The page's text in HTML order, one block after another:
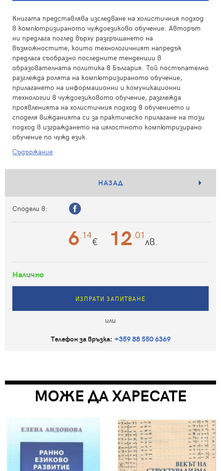
Книгата представлява изследване на холистичния подход
в компютризираното чуждоезиково обучение. Авторът
ни предлага поглед върху разгръщането на
възможностите, които технологичният напредък
предлага съобразно последните тенденции в
образователната политика в България. Той постъпателно
разглежда ролята на компютризираното обучение,
прилагането на информационни и комуникационни
технологии в чуждоезиковото обучение, разглежда
проявленията на холистичния подход в обучението и
споделя вижданията си за практическо прилагане на този
подход в изграждането на цялостното компютризирано
обучение по чужд език.
Съдържание
НАЗАД
Сподели в:
6 .14€ 12 .01лв.
Налично
ИЗПРАТИ ЗАПИТВАНЕ
или
Телефон за връзка: +359 88 550 6369
МОЖЕ ДА ХАРЕСАТЕ